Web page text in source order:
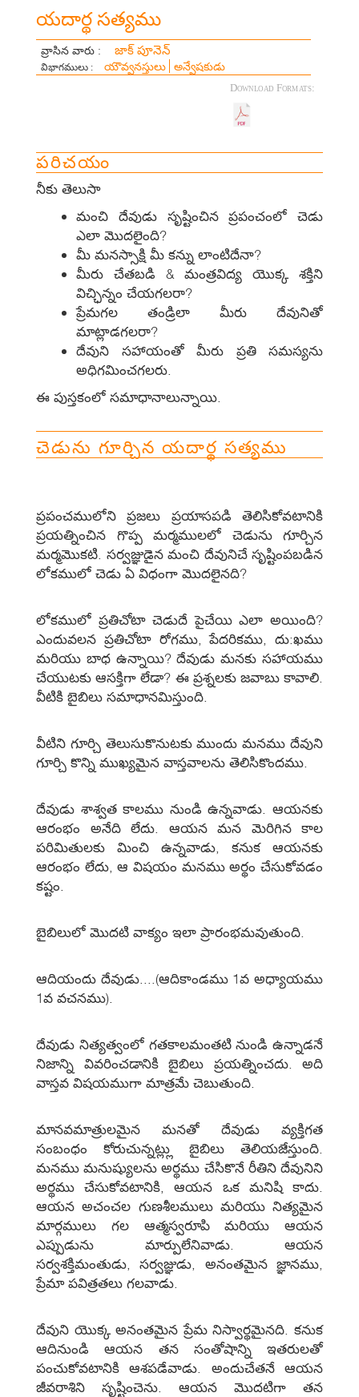
యదార్థ సత్యము
వ్రాసిన వారు : జాక్ పూనెన్
విభాగములు : యౌవ్వనస్తులు అన్వేషకుడు
Download Formats:
పరిచయం
నీకు తెలుసా
మంచి దేవుడు సృష్టించిన ప్రపంచంలో చెడు
ఎలా మొదలైంది?
మీ మనస్సాక్షి మీ కన్ను లాంటిదేనా?
మీరు చేతబడి & మంత్రవిద్య యొక్క శక్తిని
విచ్ఛిన్నం చేయగలరా?
ప్రేమగల తండ్రిలా మీరు దేవునితో
మాట్లాడగలరా?
దేవుని సహాయంతో మీరు ప్రతి సమస్యను
అధిగమించగలరు.
ఈ పుస్తకంలో సమాధానాలున్నాయి.
చెడును గూర్చిన యదార్థ సత్యము
ప్రపంచములోని ప్రజలు ప్రయాసపడి తెలిసికోవటానికి
ప్రయత్నించిన గొప్ప మర్మములలో చెడును గూర్చిన
మర్మమొకటి. సర్వజ్ఞుడైన మంచి దేవునిచే సృష్టింపబడిన
లోకములో చెడు ఏ విధంగా మొదలైనది?
లోకములో ప్రతిచోటా చెడుదే పైచేయి ఎలా అయింది?
ఎందువలన ప్రతిచోటా రోగము, పేదరికము, దు:ఖము
మరియు బాధ ఉన్నాయి? దేవుడు మనకు సహాయము
చేయుటకు ఆసక్తిగా లేడా? ఈ ప్రశ్నలకు జవాబు కావాలి.
వీటికి బైబిలు సమాధానమిస్తుంది.
వీటిని గూర్చి తెలుసుకొనుటకు ముందు మనము దేవుని
గూర్చి కొన్ని ముఖ్యమైన వాస్తవాలను తెలిసికొందము.
దేవుడు శాశ్వత కాలము నుండి ఉన్నవాడు. ఆయనకు
ఆరంభం అనేది లేదు. ఆయన మన మెరిగిన కాల
పరిమితులకు మించి ఉన్నవాడు, కనుక ఆయనకు
ఆరంభం లేదు, ఆ విషయం మనము అర్థం చేసుకోవడం
కష్టం.
బైబిలులో మొదటి వాక్యం ఇలా ప్రారంభమవుతుంది.
ఆదియందు దేవుడు....(ఆదికాండము 1వ అధ్యాయము
1వ వచనము).
దేవుడు నిత్యత్వంలో గతకాలమంతటి నుండి ఉన్నాడనే
నిజాన్ని వివరించడానికి బైబిలు ప్రయత్నించదు. అది
వాస్తవ విషయముగా మాత్రమే చెబుతుంది.
మానవమాత్రులమైన మనతో దేవుడు వ్యక్తిగత
సంబంధం కోరుచున్నట్ల్లు బైబిలు తెలియజేస్తుంది.
మనము మనుష్యులను అర్థము చేసికొనే రీతిని దేవునిని
అర్థము చేసుకోవటానికి, ఆయన ఒక మనిషి కాదు.
ఆయన అచంచల గుణశీలములు మరియు నిత్యమైన
మార్గములు గల ఆత్మస్వరూపి మరియు ఆయన
ఎప్పుడును మార్పులేనివాడు. ఆయన
సర్వశక్తిమంతుడు, సర్వజ్ఞుడు, అనంతమైన జ్ఞానము,
ప్రేమా పవిత్రతలు గలవాడు.
దేవుని యొక్క అనంతమైన ప్రేమ నిస్వార్థమైనది. కనుక
ఆదినుండి ఆయన తన సంతోషాన్ని ఇతరులతో
పంచుకోవటానికి ఆశపడేవాడు. అందుచేతనే ఆయన
జీవరాశిని సృష్టించెను. ఆయన మొదటిగా తన